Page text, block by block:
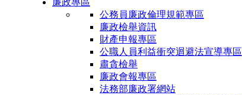
公務員廉政倫理規範專區
廉政檢舉資訊
財產申報專區
公職人員利益衝突迴避法宣導專區
肅貪檢舉
廉政會報專區
法務部廉政署網站